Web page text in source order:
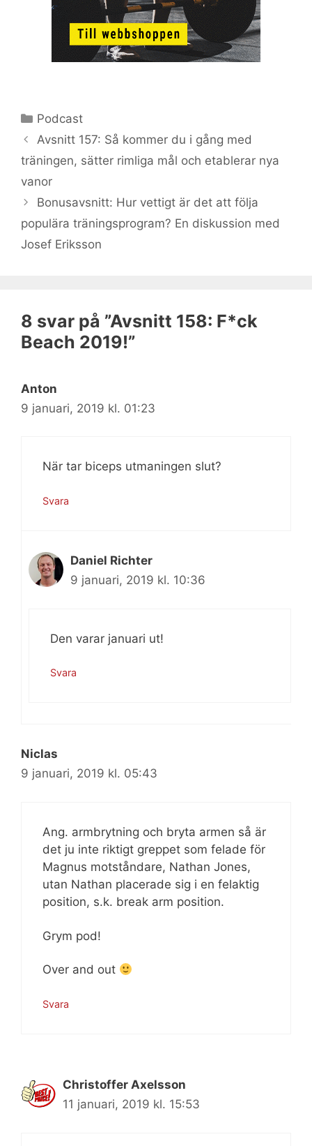
Kategorier
Podcast
Avsnitt 157: Så kommer du i gång med
träningen, sätter rimliga mål och etablerar nya
vanor
Bonusavsnitt: Hur vettigt är det att följa
populära träningsprogram? En diskussion med
Josef Eriksson
8 svar på ”Avsnitt 158: F*ck
Beach 2019!”
Anton
9 januari, 2019 kl. 01:23
När tar biceps utmaningen slut?
Svara
Daniel Richter
9 januari, 2019 kl. 10:36
Den varar januari ut!
Svara
Niclas
9 januari, 2019 kl. 05:43
Ang. armbrytning och bryta armen så är
det ju inte riktigt greppet som felade för
Magnus motståndare, Nathan Jones,
utan Nathan placerade sig i en felaktig
position, s.k. break arm position.
Grym pod!
Over and out
Svara
Christoffer Axelsson
11 januari, 2019 kl. 15:53